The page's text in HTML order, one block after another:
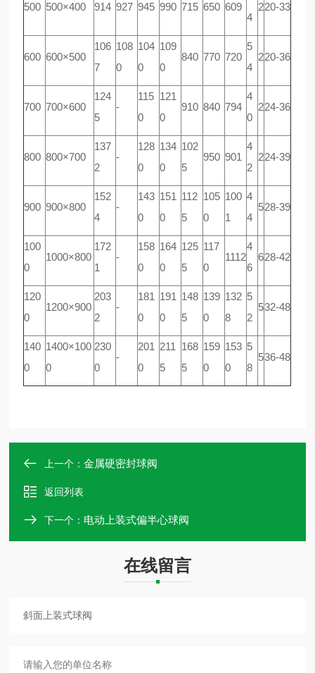
500 500×400 914 927 945 990 715 650 609
4
220-33
600 600×500
106
7
108
0
104
0
109
0
840 770 720
5
4
220-36
700 700×600
124
5
-
115
0
121
0
910 840 794
4
0
224-36
800 800×700
137
2
-
128
0
134
0
102
5
950 901
4
2
224-39
900 900×800
152
4
-
143
0
151
0
112
5
105
0
100
1
4
4
528-39
100
0
1000×800
172
1
-
158
0
164
0
125
5
117
0
1112
4
6
628-42
120
0
1200×900
203
2
-
181
0
191
0
148
5
139
0
132
8
5
2
532-48
140
0
1400×100
0
230
0
-
201
0
211
5
168
5
159
0
153
0
5
8
536-48
上一个：金属硬密封球阀
返回列表
下一个： 电动上装式偏半心球阀
在线留言